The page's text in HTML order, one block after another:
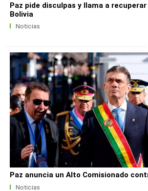
Paz pide disculpas y llama a
Bolivia
Noticias
Paz anuncia un Alto Comisionado
Noticias